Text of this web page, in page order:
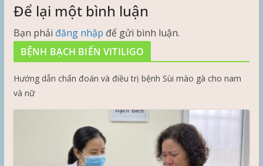
Để lại một bình luận
Bạn phải đăng nhập để gửi bình luận.
BỆNH BẠCH BIẾN VITILIGO
Hướng dẫn chẩn đoán và điều trị bệnh Sùi mào gà cho nam
và nữ